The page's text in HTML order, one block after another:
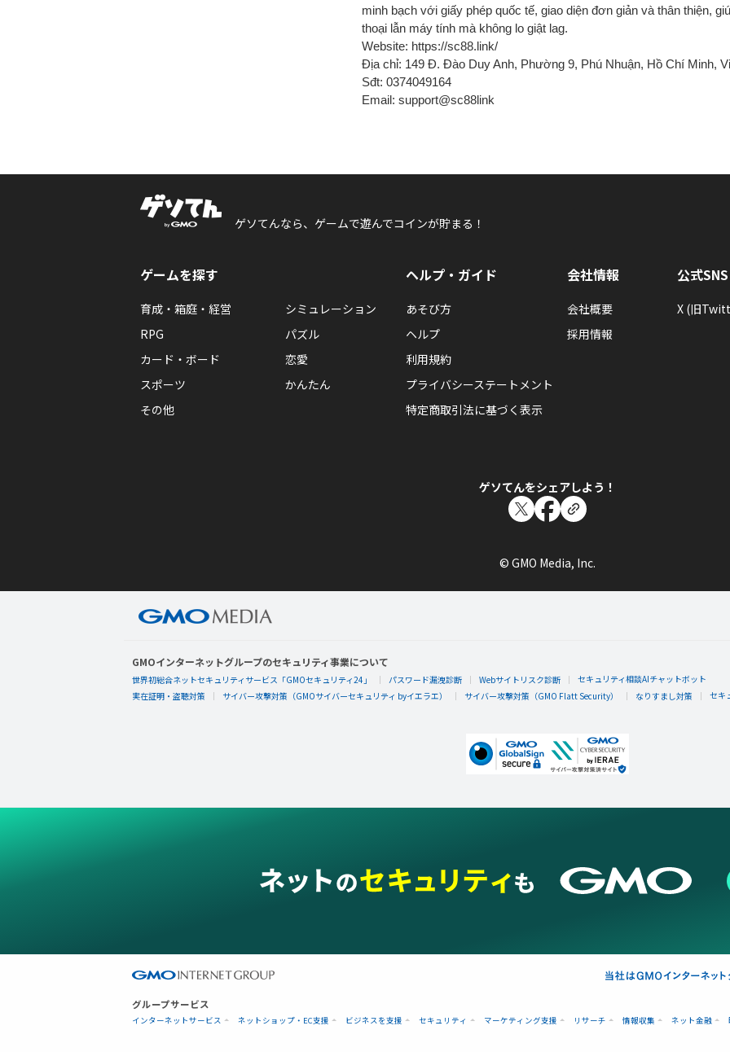
minh bạch với giấy phép quốc tế, giao diện đơn giản và thân thiện,
thoại lẫn máy tính mà không lo giật lag.
Website: https://sc88.link/
Địa chỉ: 149 Đ. Đào Duy Anh, Phường 9, Phú Nhuận, Hồ Chí Minh,
Sđt: 0374049164
Email: support@sc88link
ゲソてんなら、ゲームで遊んでコインが貯まる！
ゲームを探す
育成・箱庭・経営
シミュレーション
RPG
パズル
カード・ボード
恋愛
スポーツ
かんたん
その他
ヘルプ・ガイド
あそび方
ヘルプ
利用規約
プライバシーステートメント
特定商取引法に基づく表示
会社情報
会社概要
採用情報
公式SNS
X (旧
ゲソてんをシェアしよう！
© GMO Media, Inc.
GMOインターネットグループのセキュリティ事業について
世界初総合ネットセキュリティサービス「GMOセキュリティ24」 パスワード漏洩診断 Webサイトリスク診断
セキュリティ相談AIチャットボット
実在証明・盗聴対策
サイバー攻撃対策（GMOサイバーセキュリティ byイエラエ） サイバー攻撃対策（GMO Flatt Security） なりすまし対策 セキ
グループサービス
インターネットサービス ネットショップ・EC支援 ビジネスを支援 セキュリティ マーケティング支援 リサーチ 情報収集 ネット金融